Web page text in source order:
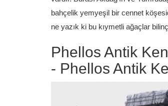
bahçelik yemyeşil bir cennet
ne yazık ki bu kıymetli ağaçlar
Phellos Antik
- Phellos Antik